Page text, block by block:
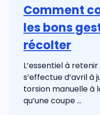
Comment
les bons
récolter
L’essentiel à
s’effectue d’avril à
torsion manuelle à
qu’une coupe ...